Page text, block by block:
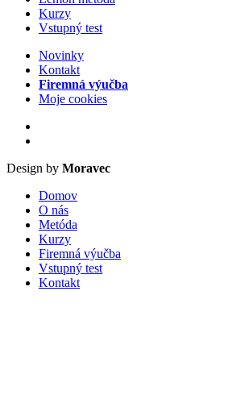
Kurzy
Vstupný test
Novinky
Kontakt
Firemná výučba
Moje cookies
Design by Moravec
Domov
O nás
Metóda
Kurzy
Firemná výučba
Vstupný test
Kontakt